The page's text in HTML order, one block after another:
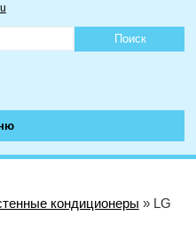
кондиционеры » LG